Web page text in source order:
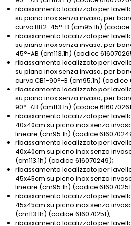
ribassamento localizzato per
su piano inox senza invaso, per
curvo BB2-45°-B (cm95.1h) (codice
ribassamento localizzato per
su piano inox senza invaso, per
45°-AB (cm113.1h) (codice
ribassamento localizzato per
su piano inox senza invaso, per
curvo CB1-90°-B (cm95.1h) (codice
ribassamento localizzato per
su piano inox senza invaso, per
90°-AB (cm113.1h) (codice
ribassamento localizzato per
40x40cm su piano inox senza
lineare (cm95.1h) (codice
ribassamento localizzato per
40x40cm su piano inox senza
(cm113.1h) (codice 616070249);
ribassamento localizzato per
45x45cm su piano inox senza
lineare (cm95.1h) (codice
ribassamento localizzato per
45x45cm su piano inox senza
(cm113.1h) (codice 616070251);
ribassamento localizzato per